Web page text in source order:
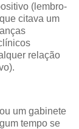
(lembro-
citava um
relação
um gabinete
tempo se